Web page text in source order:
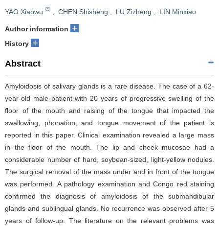
YAO Xiaowu CHEN Shisheng LU Zizheng LIN Minxiao
Author information +
History +
Abstract
Amyloidosis of salivary glands is a rare disease. The case of a 62-
year-old male patient with 20 years of progressive swelling of the
floor of the mouth and raising of the tongue that impacted the
swallowing, phonation, and tongue movement of the patient is
reported in this paper. Clinical examination revealed a large mass
in the floor of the mouth. The lip and cheek mucosae had a
considerable number of hard, soybean-sized, light-yellow nodules.
The surgical removal of the mass under and in front of the tongue
was performed. A pathology examination and Congo red staining
confirmed the diagnosis of amyloidosis of the submandibular
glands and sublingual glands. No recurrence was observed after 5
years of follow-up. The literature on the relevant problems was